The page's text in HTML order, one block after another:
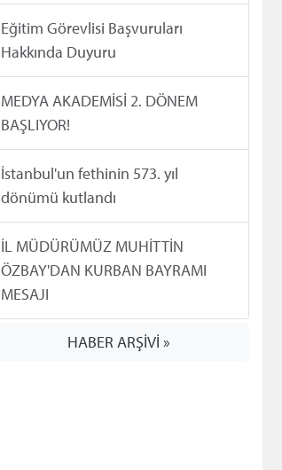
Eğitim Görevlisi Başvuruları
Hakkında Duyuru
MEDYA AKADEMİSİ 2. DÖNEM
BAŞLIYOR!
İstanbul'un fethinin 573. yıl
dönümü kutlandı
İL MÜDÜRÜMÜZ MUHİTTİN
ÖZBAY'DAN KURBAN BAYRAMI
MESAJI
HABER ARŞİVİ »